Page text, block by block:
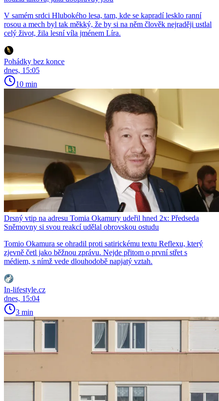
V samém srdci Hlubokého lesa, tam, kde se kapradí lesklo ranní
rosou a mech byl tak měkký, že by si na něm člověk nejraději ustlal
celý život, žila lesní víla jménem Líra.
Pohádky bez konce
dnes, 15:05
10 min
Drsný vtip na adresu Tomia Okamury udeřil hned 2x: Předseda
Sněmovny si svou reakcí udělal obrovskou ostudu
Tomio Okamura se ohradil proti satirickému textu Reflexu, který
zjevně četl jako běžnou zprávu. Nejde přitom o první střet s
médiem, s nímž vede dlouhodobě napjatý vztah.
In-lifestyle.cz
dnes, 15:04
3 min